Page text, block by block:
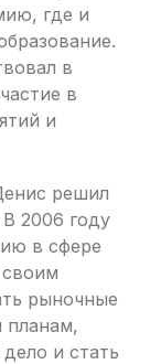
где и
в
в
и
решил
2006 году
в сфере
своим
рыночные
планам,
и стать